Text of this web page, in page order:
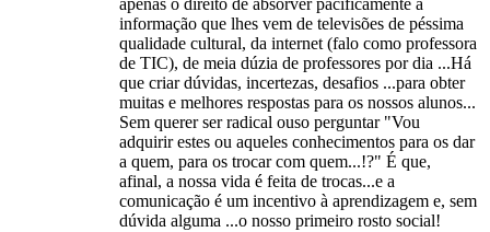
apenas o direito de absorver pacificamente a
informação que lhes vem de televisões de péssima
qualidade cultural, da internet (falo como professora
de TIC), de meia dúzia de professores por dia ...Há
que criar dúvidas, incertezas, desafios ...para obter
muitas e melhores respostas para os nossos alunos...
Sem querer ser radical ouso perguntar "Vou
adquirir estes ou aqueles conhecimentos para os dar
a quem, para os trocar com quem...!?" É que,
afinal, a nossa vida é feita de trocas...e a
comunicação é um incentivo à aprendizagem e, sem
dúvida alguma ...o nosso primeiro rosto social!